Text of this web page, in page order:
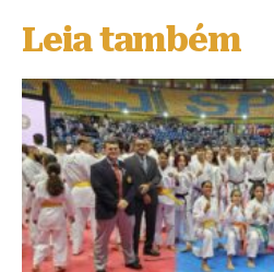
s
k
y
e
b
o
o
k
s
A
p
p
Leia também